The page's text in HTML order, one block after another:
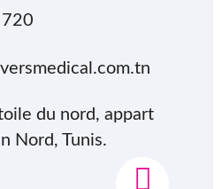
du nord, appart
Nord, Tunis.